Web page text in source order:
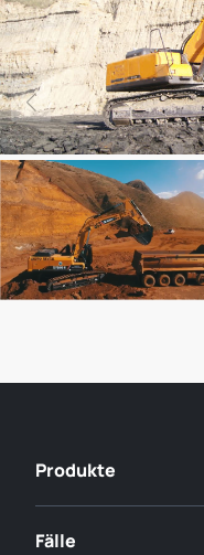
Produkte
Fälle